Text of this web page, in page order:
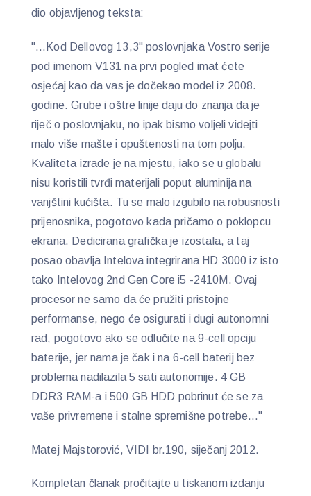
dio objavljenog teksta:
"…Kod Dellovog 13,3" poslovnjaka Vostro serije
pod imenom V131 na prvi pogled imat ćete
osjećaj kao da vas je dočekao model iz 2008.
godine. Grube i oštre linije daju do znanja da je
riječ o poslovnjaku, no ipak bismo voljeli videjti
malo više mašte i opuštenosti na tom polju.
Kvaliteta izrade je na mjestu, iako se u globalu
nisu koristili tvrđi materijali poput aluminija na
vanjštini kućišta. Tu se malo izgubilo na robusnosti
prijenosnika, pogotovo kada pričamo o poklopcu
ekrana. Dedicirana grafička je izostala, a taj
posao obavlja Intelova integrirana HD 3000 iz isto
tako Intelovog 2nd Gen Core i5 -2410M. Ovaj
procesor ne samo da će pružiti pristojne
performanse, nego će osigurati i dugi autonomni
rad, pogotovo ako se odlučite na 9-cell opciju
baterije, jer nama je čak i na 6-cell baterij bez
problema nadilazila 5 sati autonomije. 4 GB
DDR3 RAM-a i 500 GB HDD pobrinut će se za
vaše privremene i stalne spremišne potrebe…"
Matej Majstorović, VIDI br.190, siječanj 2012.
Kompletan članak pročitajte u tiskanom izdanju